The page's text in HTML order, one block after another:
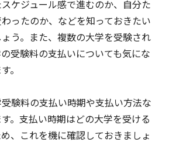
ケジュール感で進むのか、自分た
ったのか、などを知っておきたい
う。また、複数の大学を受験され
受験料の支払いについても気にな
。
験料の支払い時期や支払い方法な
。支払い時期はどの大学を受ける
、これを機に確認しておきましょ